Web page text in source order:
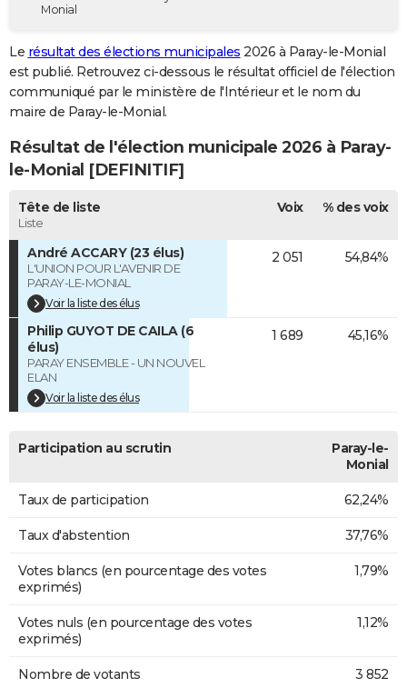
Destinations
City break
Voyage nature
Voyage de noces
Forum
GUIDES D'ACHAT
BONS PLANS
Carte de Noël
Carte Bonne année
Carte Saint-Valentin
Carte Pâques
Carte d'anniversaire
DICTIONNAIRE
Dictionnaire
Biographies
Citations
Expressions
Proverbes
PROGRAMME TV
COPAINS D'AVANT
S'inscrire
Se connecter
Lycées
Collèges
Primaires
Universités
Entreprises
Service militaire
Avis de recherche
AVIS DE DÉCÈS
FORUM
Bricolage
Lifestyle
Culture
Sport
Auto
Television
Voyage
Cinema
Monial
Le résultat des élections municipales 2026 à Paray-le-Monial
est publié. Retrouvez ci-dessous le résultat officiel de l'élection
communiqué par le ministère de l'Intérieur et le nom du
maire de Paray-le-Monial.
Résultat de l'élection municipale 2026 à Paray-
le-Monial [DEFINITIF]
Tête de liste
Liste
Voix % des voix
André ACCARY (23 élus)
L'UNION POUR L'AVENIR DE
PARAY-LE-MONIAL
Voir la liste des élus
2 051 54,84%
Philip GUYOT DE CAILA (6
élus)
PARAY ENSEMBLE - UN NOUVEL
ELAN
Voir la liste des élus
1 689 45,16%
Participation au scrutin
Paray-le-
Monial
Taux de participation 62,24%
Taux d'abstention 37,76%
Votes blancs (en pourcentage des votes
exprimés)
1,79%
Votes nuls (en pourcentage des votes
exprimés)
1,12%
Nombre de votants 3 852